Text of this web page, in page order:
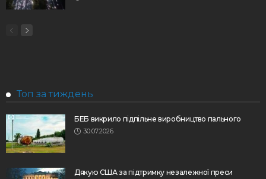
Топ за тиждень
БЕБ викрило підпільне виробництво пального
30.07.2026
Дякую США за підтримку незалежної преси